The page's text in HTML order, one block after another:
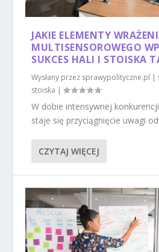
JAKIE ELEMENTY
MULTISENSOROWEGO
SUKCES HALI I STOISKA
Wysłany przez sprawypolityczne.pl |
stoiska |
W dobie intensywnej
staje się przyciągnięcie uwagi
CZYTAJ WIĘCEJ